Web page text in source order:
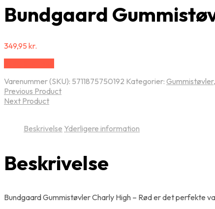
Bundgaard
349,95 kr.
Varenummer (SKU): 5711875750192 Kategorier: Gummistøvler,
Previous Product
Next Product
Beskrivelse Yderligere information
Beskrivelse
Bundgaard Gummistøvler Charly High – Rød er det perfekte